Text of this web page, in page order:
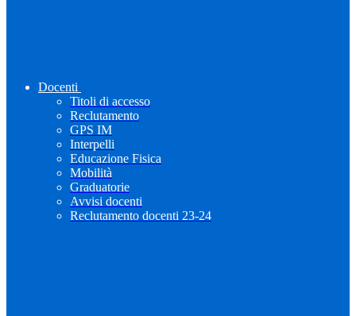
Docenti
Titoli di accesso
Reclutamento
GPS IM
Interpelli
Educazione Fisica
Mobilità
Graduatorie
Avvisi docenti
Reclutamento docenti 23-24